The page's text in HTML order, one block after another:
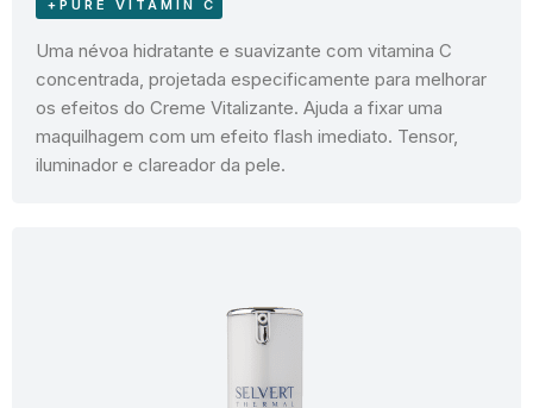
+PURE VITAMIN C
Uma névoa hidratante e suavizante com vitamina C
concentrada, projetada especificamente para melhorar
os efeitos do Creme Vitalizante. Ajuda a fixar uma
maquilhagem com um efeito flash imediato. Tensor,
iluminador e clareador da pele.